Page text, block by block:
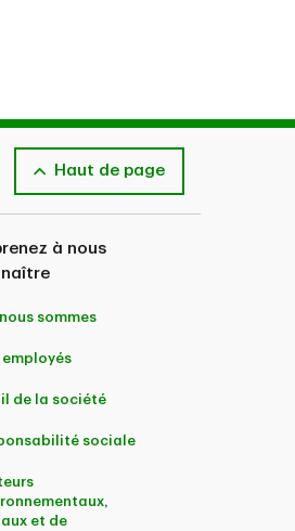
Haut de page
à nous
sommes
employés
de la société
sociale
et de